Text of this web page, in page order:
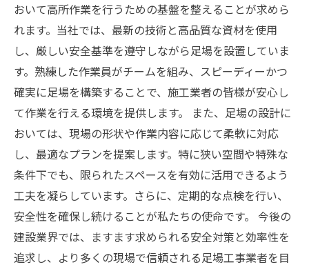
おいて高所作業を行うための基盤を整えることが求めら
れます。当社では、最新の技術と高品質な資材を使用
し、厳しい安全基準を遵守しながら足場を設置していま
す。熟練した作業員がチームを組み、スピーディーかつ
確実に足場を構築することで、施工業者の皆様が安心し
て作業を行える環境を提供します。 また、足場の設計に
おいては、現場の形状や作業内容に応じて柔軟に対応
し、最適なプランを提案します。特に狭い空間や特殊な
条件下でも、限られたスペースを有効に活用できるよう
工夫を凝らしています。さらに、定期的な点検を行い、
安全性を確保し続けることが私たちの使命です。 今後の
建設業界では、ますます求められる安全対策と効率性を
追求し、より多くの現場で信頼される足場工事業者を目